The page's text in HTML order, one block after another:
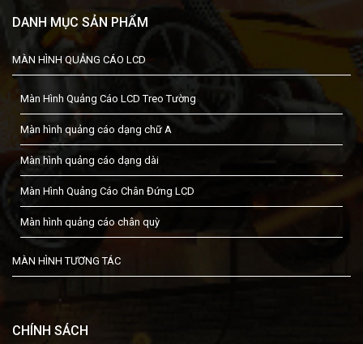
DANH MỤC SẢN PHẨM
MÀN HÌNH QUẢNG CÁO LCD
Màn Hình Quảng Cáo LCD Treo Tường
Màn hình quảng cáo dạng chữ A
Màn hình quảng cáo dạng dài
Màn Hình Quảng Cáo Chân Đứng LCD
Màn hình quảng cáo chân quỳ
MÀN HÌNH TƯƠNG TÁC
CHÍNH SÁCH